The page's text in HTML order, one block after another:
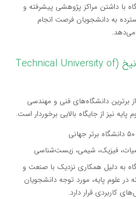
با داشتن مراکز پژوهشی پیشرفته و
به دانشجویان فرصت انجام
ج) دانشگاه فنی مونیخ (Technical University of
برترین دانشگاه‌های فنی و مهندسی
نیز از جایگاه بالایی برخوردار است.
فیزیک، شیمی، زیست‌شناسی
به دلیل همکاری نزدیک با صنعت و
در علوم پایه، مورد توجه دانشجویان
کاربردی قرار دارد.